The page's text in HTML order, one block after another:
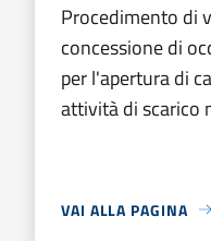
Procedimento di
concessione di
per l'apertura di
attività di scarico
VAI ALLA PAGINA